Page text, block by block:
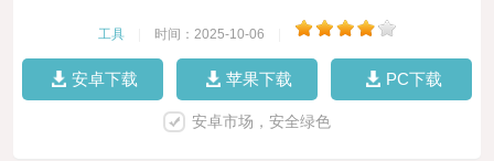
工具 时间：2025-10-06
安卓下载 苹果下载 PC下载
安卓市场，安全绿色